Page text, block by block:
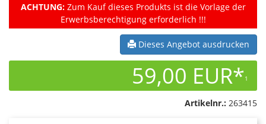
ACHTUNG:Zum Kauf dieses Produkts ist die Vorlage der
Erwerbsberechtigung erforderlich !!!
Dieses Angebot ausdrucken
59,00 EUR*1
Artikelnr.: 263415